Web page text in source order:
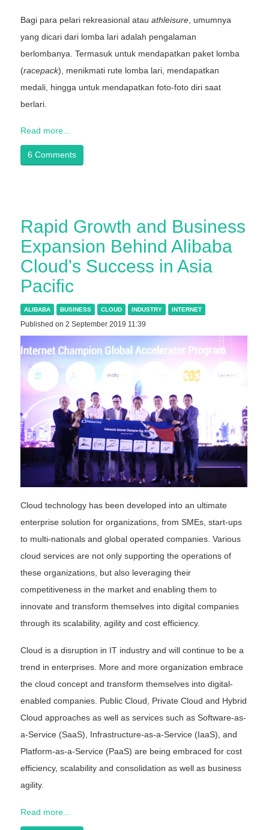
Bagi para pelari rekreasional atau athleisure , umumnya
yang dicari dari lomba lari adalah pengalaman
berlombanya. Termasuk untuk mendapatkan paket lomba
(racepack), menikmati rute lomba lari, mendapatkan
medali, hingga untuk mendapatkan foto-foto diri saat
berlari.
Read more...
6 Comments
Rapid Growth and Business
Expansion Behind Alibaba
Cloud's Success in Asia
Pacific
ALIBABA BUSINESS CLOUD INDUSTRY INTERNET
Published on 2 September 2019 11:39
Cloud technology has been developed into an ultimate
enterprise solution for organizations, from SMEs, start-ups
to multi-nationals and global operated companies. Various
cloud services are not only supporting the operations of
these organizations, but also leveraging their
competitiveness in the market and enabling them to
innovate and transform themselves into digital companies
through its scalability, agility and cost efficiency.
Cloud is a disruption in IT industry and will continue to be a
trend in enterprises. More and more organization embrace
the cloud concept and transform themselves into digital-
enabled companies. Public Cloud, Private Cloud and Hybrid
Cloud approaches as well as services such as Software-as-
a-Service (SaaS), Infrastructure-as-a-Service (IaaS), and
Platform-as-a-Service (PaaS) are being embraced for cost
efficiency, scalability and consolidation as well as business
agility.
Read more...